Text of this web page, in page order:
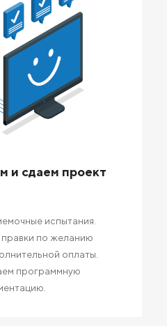
и сдаем проект
испытания.
по желанию
оплаты.
программную